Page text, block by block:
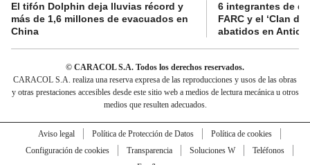
El tifón Dolphin deja lluvias récord y
más de 1,6 millones de evacuados en
China
6 integrantes de
FARC y el ‘Clan
abatidos en
© CARACOL S.A. Todos los derechos reservados.
CARACOL S.A. realiza una reserva expresa de las reproducciones y usos de las obras
y otras prestaciones accesibles desde este sitio web a medios de lectura mecánica u otros
medios que resulten adecuados.
Aviso legal Política de Protección de Datos
Política de cookies
Configuración de cookies
Transparencia Soluciones W
Teléfonos